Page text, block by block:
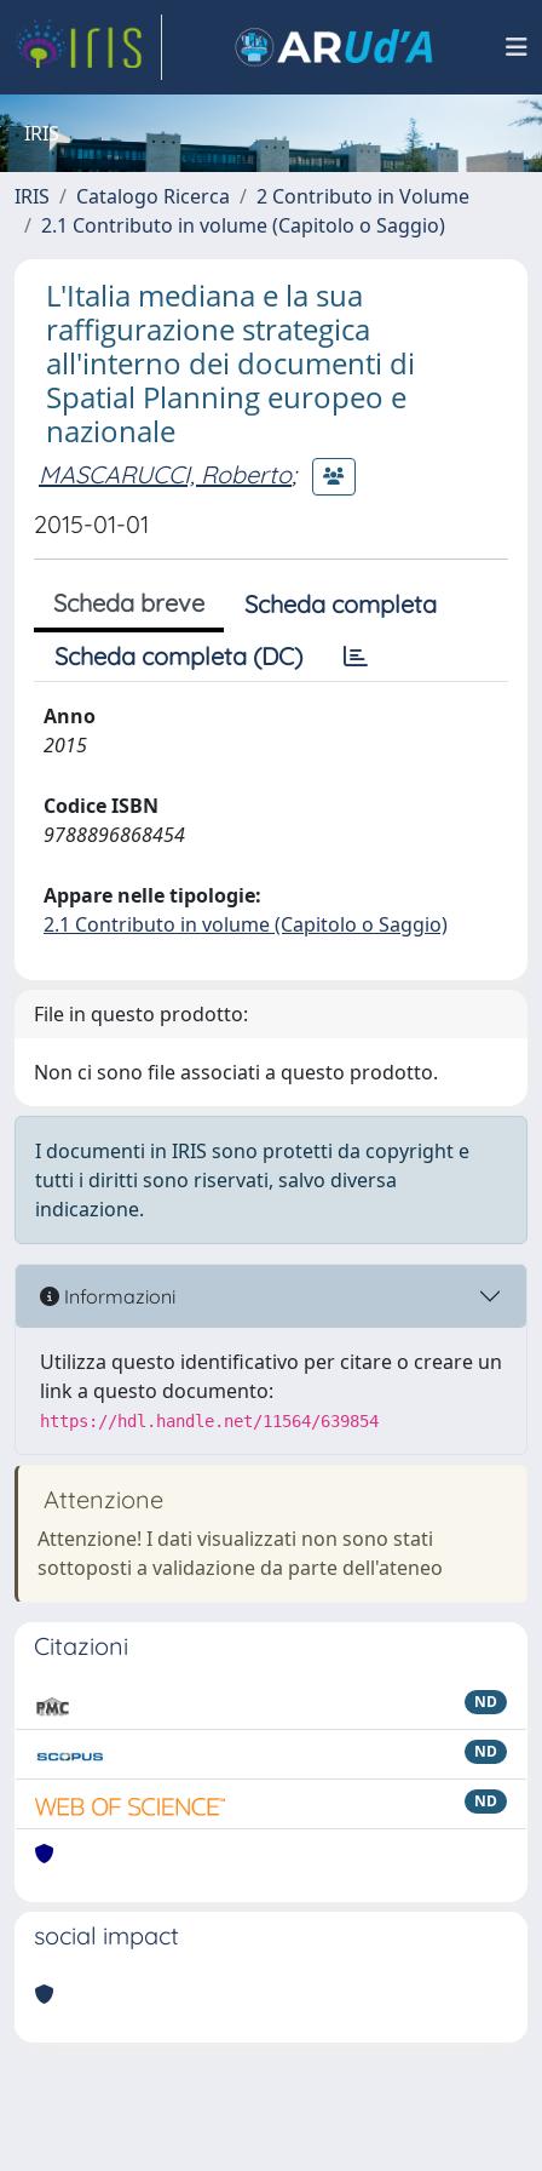
IRIS
IRIS Catalogo Ricerca
2 Contributo in Volume
2.1 Contributo in volume (Capitolo o Saggio)
L'Italia mediana e la sua
raffigurazione strategica
all'interno dei documenti di
Spatial Planning europeo e
nazionale
MASCARUCCI, Roberto;
2015-01-01
Scheda breve
Scheda completa
Scheda completa (DC)
Anno
2015
Codice ISBN
9788896868454
Appare nelle tipologie:
2.1 Contributo in volume (Capitolo o Saggio)
File in questo prodotto:
Non ci sono file associati a questo prodotto.
I documenti in IRIS sono protetti da copyright e
tutti i diritti sono riservati, salvo diversa
indicazione.
Informazioni
Utilizza questo identificativo per citare o creare un
link a questo documento:
https://hdl.handle.net/11564/639854
Attenzione
Attenzione! I dati visualizzati non sono stati
sottoposti a validazione da parte dell'ateneo
Citazioni
ND
ND
ND
social impact